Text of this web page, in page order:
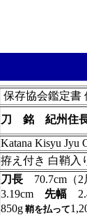
保存協会鑑定書
刀 銘 紀州住
Katana Kisyu Jyu
拵え付き 白鞘入
刀長 70.7cm（
3.19cm 先幅
850g 鞘を払って